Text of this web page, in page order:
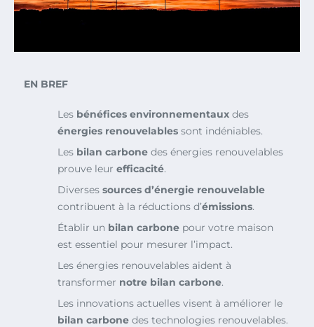
EN BREF
Les bénéfices environnementaux des
énergies renouvelables sont indéniables.
Les bilan carbone des énergies renouvelables
prouve leur efficacité.
Diverses sources d’énergie renouvelable
contribuent à la réductions d’émissions.
Établir un bilan carbone pour votre maison
est essentiel pour mesurer l’impact.
Les énergies renouvelables aident à
transformer notre bilan carbone.
Les innovations actuelles visent à améliorer le
bilan carbone des technologies renouvelables.